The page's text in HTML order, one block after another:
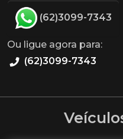
(62)3099-7343
Ou ligue agora para:
(62)3099-7343